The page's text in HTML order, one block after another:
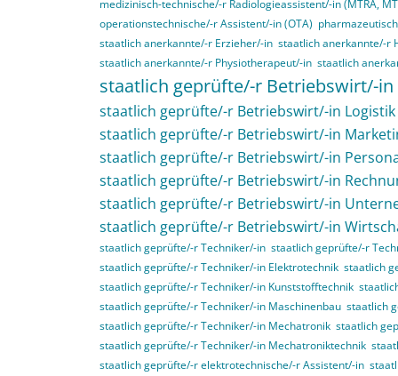
medizinisch-technische/-r Radiologieassistent/-in (MTRA,
operationstechnische/-r Assistent/-in (OTA)
staatlich anerkannte/-r Erzieher/-in staatlich anerkannte/-r
staatlich anerkannte/-r Physiotherapeut/-in staatlich
staatlich geprüfte/-r Betriebswirt/-in
staatlich geprüfte/-r Betriebswirt/-in Logistik
staatlich geprüfte/-r Betriebswirt/-in
staatlich geprüfte/-r Betriebswirt/-in
staatlich geprüfte/-r Betriebswirt/-in
staatlich geprüfte/-r Betriebswirt/-in
staatlich geprüfte/-r Betriebswirt/-in
staatlich geprüfte/-r Techniker/-in staatlich geprüfte/-r
staatlich geprüfte/-r Techniker/-in Elektrotechnik staatlich
staatlich geprüfte/-r Techniker/-in Kunststofftechnik
staatlich geprüfte/-r Techniker/-in Maschinenbau staatlich
staatlich geprüfte/-r Techniker/-in Mechatronik staatlich
staatlich geprüfte/-r Techniker/-in Mechatroniktechnik
staatlich geprüfte/-r elektrotechnische/-r Assistent/-in